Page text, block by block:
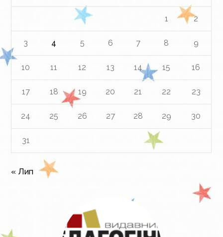
1 2
3 4 5 6 7 8 9
10 11 12 13 14 15 16
17 18 19 20 21 22 23
24 25 26 27 28 29 30
31
« Лип